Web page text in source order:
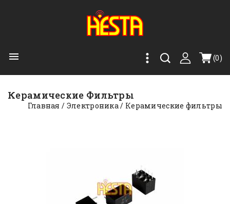
 (0)
Керамические Фильтры
Главная Электроника Керамические фильтры